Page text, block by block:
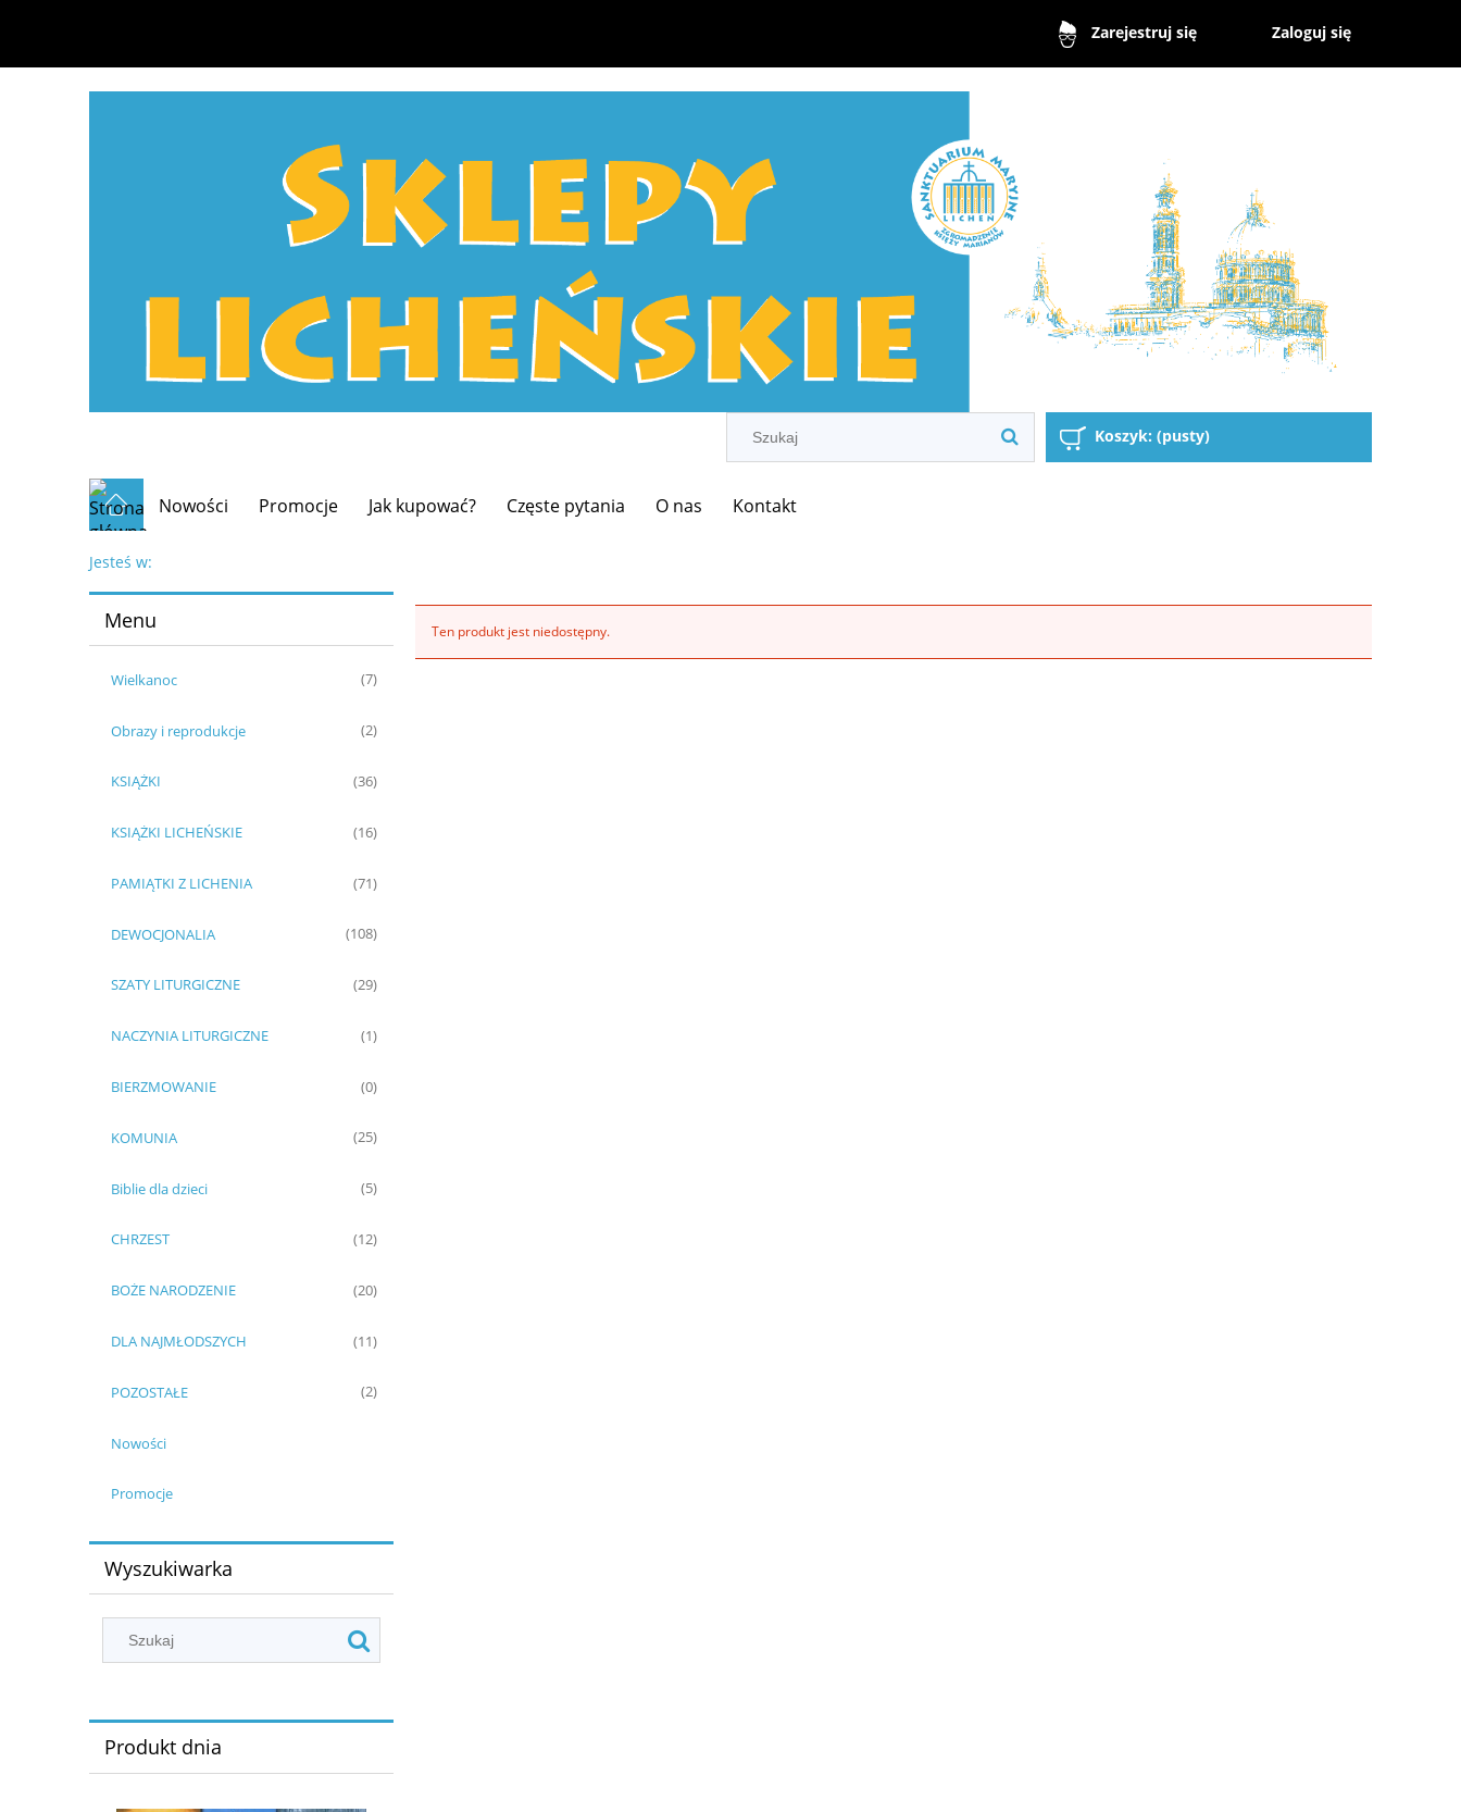
Zarejestruj się Zaloguj się
Koszyk: (pusty)
Nowości Promocje Jak kupować? Częste pytania O nas Kontakt
Jesteś w:
Menu
Wielkanoc (7)
Obrazy i reprodukcje (2)
KSIĄŻKI (36)
KSIĄŻKI LICHEŃSKIE (16)
PAMIĄTKI Z LICHENIA (71)
DEWOCJONALIA (108)
SZATY LITURGICZNE (29)
NACZYNIA LITURGICZNE (1)
BIERZMOWANIE (0)
KOMUNIA (25)
Biblie dla dzieci (5)
CHRZEST (12)
BOŻE NARODZENIE (20)
DLA NAJMŁODSZYCH (11)
POZOSTAŁE (2)
Nowości
Promocje
Wyszukiwarka
Produkt dnia
Ten produkt jest niedostępny.